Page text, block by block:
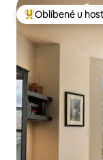
Nejlepší v
Oblíbené u